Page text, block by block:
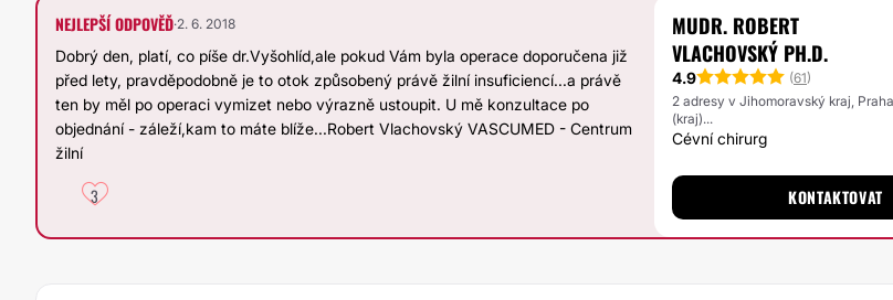
NEJLEPŠÍ ODPOVĚĎ·2. 6. 2018
Dobrý den, platí, co píše dr.Vyšohlíd,ale pokud Vám byla operace doporučena již
před lety, pravděpodobně je to otok způsobený právě žilní insuficiencí...a právě
ten by měl po operaci vymizet nebo výrazně ustoupit. U mě konzultace po
objednání - záleží,kam to máte blíže...Robert Vlachovský VASCUMED - Centrum
žilní
3
MUDR. ROBERT
VLACHOVSKÝ PH.D.
4.9 (61)
2 adresy v Jihomoravský kraj, Praha
(kraj)...
Cévní chirurg
KONTAKTOVAT